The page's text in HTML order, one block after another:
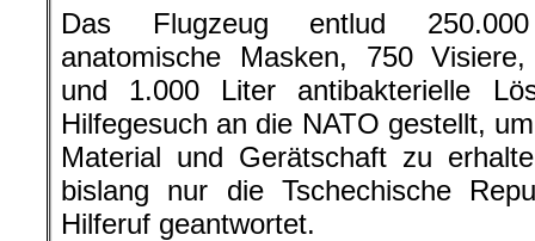
Das Flugzeug entlud
anatomische Masken, 750
und 1.000 Liter antibakterielle
Hilfegesuch an die NATO gestellt,
Material und Gerätschaft zu
bislang nur die Tschechische
Hilferuf geantwortet.